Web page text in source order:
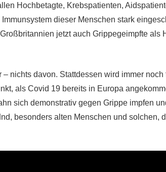
Hochbetagte, Krebspatienten,
dieser Menschen stark
jetzt auch Grippegeimpfte als
nichts davon. Stattdessen wird immer noch
als Covid 19 bereits in Europa
sich demonstrativ gegen Grippe impfen
besonders alten Menschen und solchen,